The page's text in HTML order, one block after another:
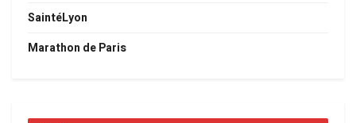
SaintéLyon
Marathon de Paris